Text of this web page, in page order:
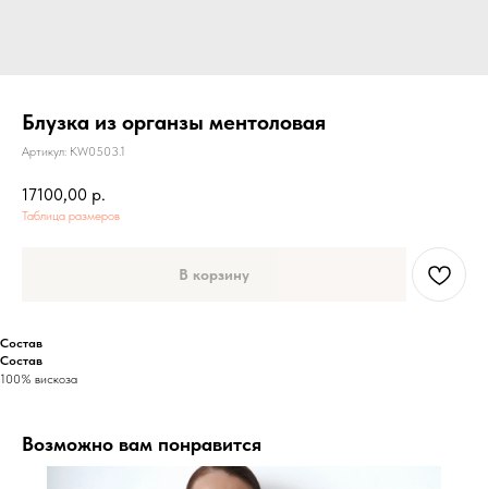
Блузка из органзы ментоловая
Артикул: KW0503.1
17100,00 р.
Таблица размеров
В корзину
Состав
Состав
100% вискоза
Возможно вам понравится